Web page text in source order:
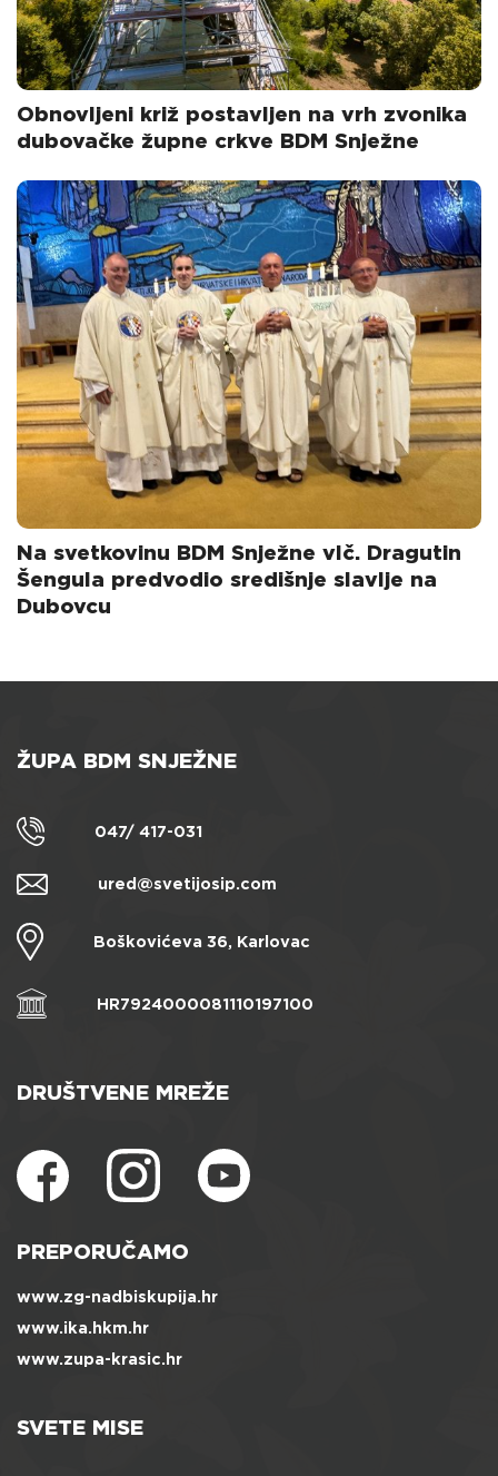
Obnovljeni križ postavljen na vrh zvonika
dubovačke župne crkve BDM Snježne
Na svetkovinu BDM Snježne vlč. Dragutin
Šengula predvodio središnje slavlje na
Dubovcu
ŽUPA BDM SNJEŽNE
047/ 417-031
ured@svetijosip.com
Boškovićeva 36, Karlovac
HR7924000081110197100
DRUŠTVENE MREŽE
PREPORUČAMO
www.zg-nadbiskupija.hr
www.ika.hkm.hr
www.zupa-krasic.hr
SVETE MISE